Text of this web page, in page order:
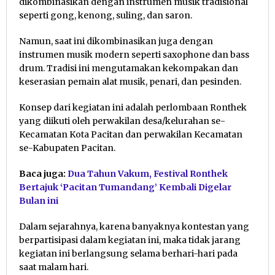
seperti gong, kenong, suling, dan saron.
Namun, saat ini dikombinasikan juga dengan
instrumen musik modern seperti saxophone dan bass
drum. Tradisi ini mengutamakan kekompakan dan
keserasian pemain alat musik, penari, dan pesinden.
Konsep dari kegiatan ini adalah perlombaan Ronthek
yang diikuti oleh perwakilan desa/kelurahan se-
Kecamatan Kota Pacitan dan perwakilan Kecamatan
se-Kabupaten Pacitan.
Baca juga: Dua Tahun Vakum, Festival Ronthek
Bertajuk ‘Pacitan Tumandang’ Kembali Digelar
Bulan ini
Dalam sejarahnya, karena banyaknya kontestan yang
berpartisipasi dalam kegiatan ini, maka tidak jarang
kegiatan ini berlangsung selama berhari-hari pada
saat malam hari.